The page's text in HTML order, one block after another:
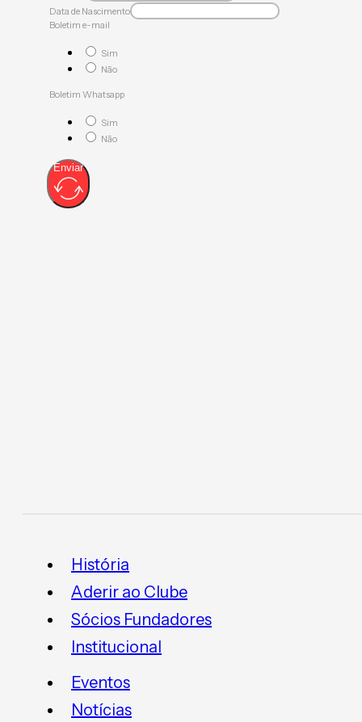
Data de Nascimento
Boletim e-mail
Sim
Não
Boletim Whatsapp
Sim
Não
Enviar
História
Aderir ao Clube
Sócios Fundadores
Institucional
Eventos
Notícias